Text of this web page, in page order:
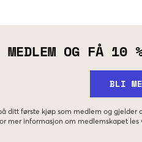
OG FÅ 10
BLI
ditt første kjøp som medlem og gjelder
mer informasjon om medlemskapet les